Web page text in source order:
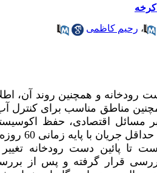
، رحیم کاظمی
رودخانه و همچنین روند آن،
مناطق مناسب برای کنترل
مسائل اقتصادی، حفظ
تاکنون
تا پائین دست رودخانه
قرار گرفته و پس از